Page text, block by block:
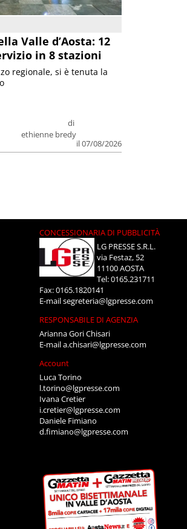
Valle d’Aosta: 12
in 8 stazioni
di
ethienne bredy
il 07/08/2026
regionale, si è tenuta la
CONCESSIONARIA DI PUBBLICITÀ
LG PRESSE S.R.L.
via Festaz, 52
11100 AOSTA
Tel: 0165.231711
Fax: 0165.1820141
E-mailsegreteria@lgpresse.com
RESPONSABILE DI AGENZIA
Arianna Gori Chisari
E-maila.chisari@lgpresse.com
Account
Luca Torino
l.torino@lgpresse.com
Ivana Cretier
i.cretier@lgpresse.com
Daniele Fimiano
d.fimiano@lgpresse.com